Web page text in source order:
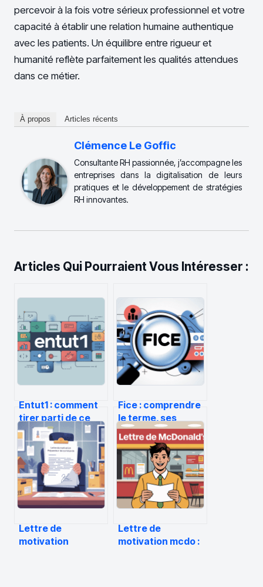
percevoir à la fois votre sérieux professionnel et votre
capacité à établir une relation humaine authentique
avec les patients. Un équilibre entre rigueur et
humanité reflète parfaitement les qualités attendues
dans ce métier.
À propos Articles récents
Clémence Le Goffic
Consultante RH passionnée, j’accompagne les
entreprises dans la digitalisation de leurs
pratiques et le développement de stratégies
RH innovantes.
Articles Qui Pourraient Vous Intéresser :
Entut1 : comment
tirer parti de ce
concept dans
votre stratégie
Fice : comprendre
le terme, ses
usages et ses
enjeux numériques
Lettre de
motivation
Lettre de
motivation mcdo :